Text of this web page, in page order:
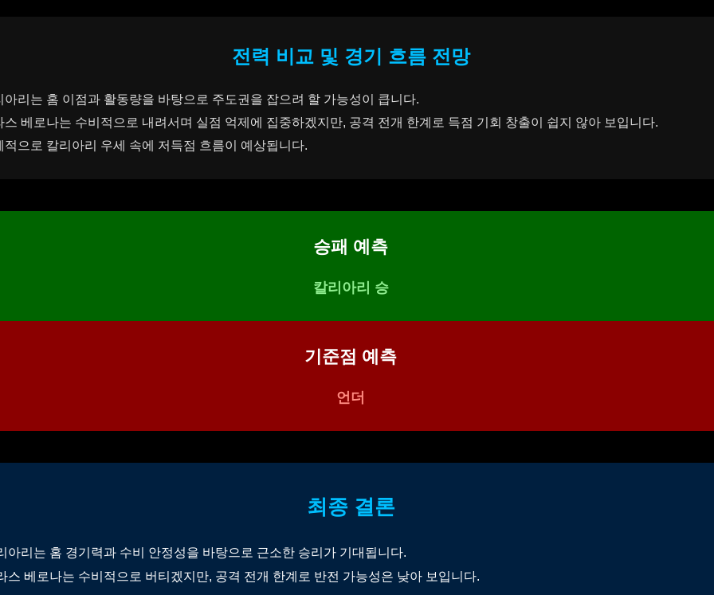
전력 비교 및 경기 흐름 전망
아리는 홈 이점과 활동량을 바탕으로 주도권을 잡으려 할 가능성이 큽니다.
스 베로나는 수비적으로 내려서며 실점 억제에 집중하겠지만, 공격 전개 한계로 득점 기회 창출이 쉽지 않아 보입니다.
적으로 칼리아리 우세 속에 저득점 흐름이 예상됩니다.
승패 예측
칼리아리 승
기준점 예측
언더
최종 결론
아리는 홈 경기력과 수비 안정성을 바탕으로 근소한 승리가 기대됩니다.
스 베로나는 수비적으로 버티겠지만, 공격 전개 한계로 반전 가능성은 낮아 보입니다.